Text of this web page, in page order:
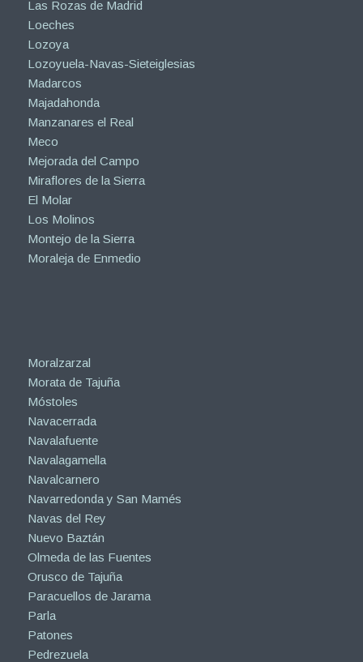
Las Rozas de Madrid
Loeches
Lozoya
Lozoyuela-Navas-Sieteiglesias
Madarcos
Majadahonda
Manzanares el Real
Meco
Mejorada del Campo
Miraflores de la Sierra
El Molar
Los Molinos
Montejo de la Sierra
Moraleja de Enmedio
Moralzarzal
Morata de Tajuña
Móstoles
Navacerrada
Navalafuente
Navalagamella
Navalcarnero
Navarredonda y San Mamés
Navas del Rey
Nuevo Baztán
Olmeda de las Fuentes
Orusco de Tajuña
Paracuellos de Jarama
Parla
Patones
Pedrezuela